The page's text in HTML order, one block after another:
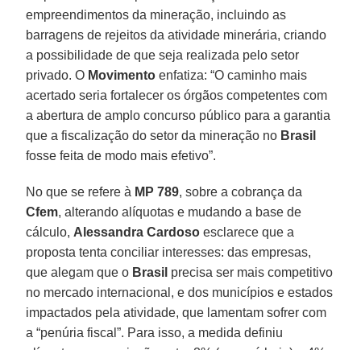
empreendimentos da mineração, incluindo as
barragens de rejeitos da atividade minerária, criando
a possibilidade de que seja realizada pelo setor
privado. O Movimento enfatiza: “O caminho mais
acertado seria fortalecer os órgãos competentes com
a abertura de amplo concurso público para a garantia
que a fiscalização do setor da mineração no Brasil
fosse feita de modo mais efetivo”.
No que se refere à MP 789, sobre a cobrança da
Cfem, alterando alíquotas e mudando a base de
cálculo, Alessandra Cardoso esclarece que a
proposta tenta conciliar interesses: das empresas,
que alegam que o Brasil precisa ser mais competitivo
no mercado internacional, e dos municípios e estados
impactados pela atividade, que lamentam sofrer com
a “penúria fiscal”. Para isso, a medida definiu